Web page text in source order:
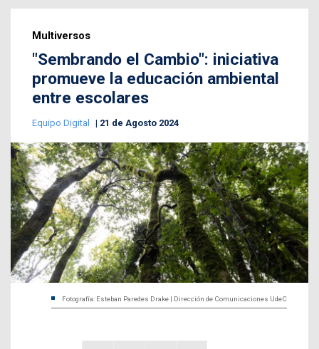
Multiversos
"Sembrando el Cambio": iniciativa
promueve la educación ambiental
entre escolares
Equipo Digital 21 de Agosto 2024
Fotografía: Esteban Paredes Drake | Dirección de Comunicaciones UdeC